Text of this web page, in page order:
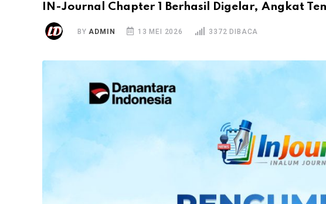
IN-Journal Chapter 1 Berhasil Digelar, Angkat
BYADMIN 13 MEI 2026 3372 DIBACA